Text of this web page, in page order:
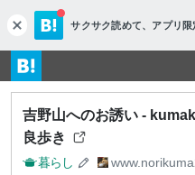
c
l
o
s
e
サクサク読めて、 アプリ限
吉野山へのお誘い -
良歩き
暮らし